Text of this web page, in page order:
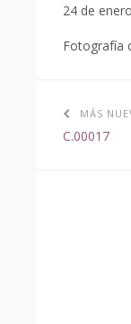
24 de
Fotografía
MÁS
C.00017